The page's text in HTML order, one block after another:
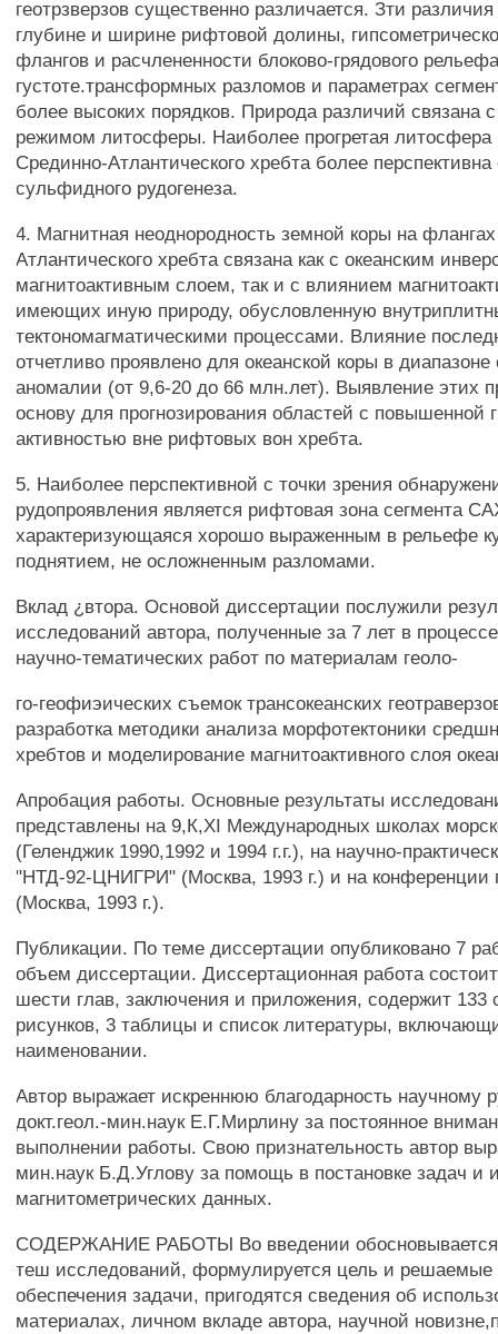
геотрзверзов существенно различается. Зти
глубине и ширине рифтовой долины,
флангов и расчлененности блоково-грядового
густоте.трансформных разломов и параметрах
более высоких порядков. Природа различий связана
режимом литосферы. Наиболее прогретая
Срединно-Атлантического хребта более перспективна
сульфидного рудогенеза.
4. Магнитная неоднородность земной коры на
Атлантического хребта связана как с океанским
магнитоактивным слоем, так и с влиянием
имеющих иную природу, обусловленную
тектономагматическими процессами. Влияние
отчетливо проявлено для океанской коры в
аномалии (от 9,6-20 до 66 млн.лет). Выявление этих
основу для прогнозирования областей с повышенной
активностью вне рифтовых вон хребта.
5. Наиболее перспективной с точки зрения
рудопроявления является рифтовая зона сегмента
характеризующаяся хорошо выраженным в рельефе
поднятием, не осложненным разломами.
Вклад ¿втора. Основой диссертации послужили
исследований автора, полученные за 7 лет в
научно-тематических работ по материалам геоло-
го-геофиэических съемок трансокеанских
разработка методики анализа морфотектоники
хребтов и моделирование магнитоактивного слоя
Апробация работы. Основные результаты
представлены на 9,К,XI Международных школах
(Геленджик 1990,1992 и 1994 г.г.), на научно-
"НТД-92-ЦНИГРИ" (Москва, 1993 г.) и на конференции
(Москва, 1993 г.).
Публикации. По теме диссертации опубликовано 7
объем диссертации. Диссертационная работа
шести глав, заключения и приложения, содержит 133
рисунков, 3 таблицы и список литературы,
наименовании.
Автор выражает искреннюю благодарность научному
докт.геол.-мин.наук Е.Г.Мирлину за постоянное
выполнении работы. Свою признательность автор
мин.наук Б.Д.Углову за помощь в постановке задач и
магнитометрических данных.
СОДЕРЖАНИЕ РАБОТЫ Во введении обосновывается
теш исследований, формулируется цель и решаемые
обеспечения задачи, пригодятся сведения об
материалах, личном вкладе автора, научной